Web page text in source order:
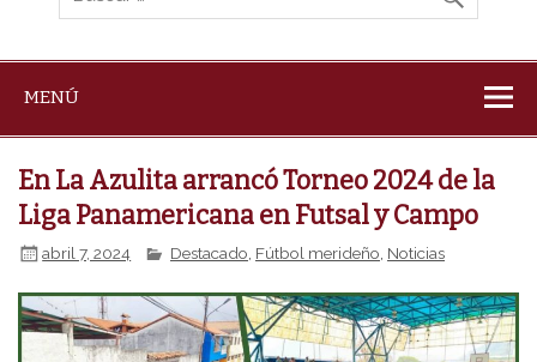
MENÚ
En La Azulita arrancó Torneo 2024 de la
Liga Panamericana en Futsal y Campo
abril 7, 2024 Destacado Fútbol merideño Noticias